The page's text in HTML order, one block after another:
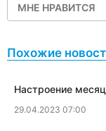
МНЕ НРАВИТСЯ
Похожие
Настроение
29.04.2023 07:00